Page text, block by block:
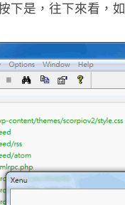
下是，往下來看，